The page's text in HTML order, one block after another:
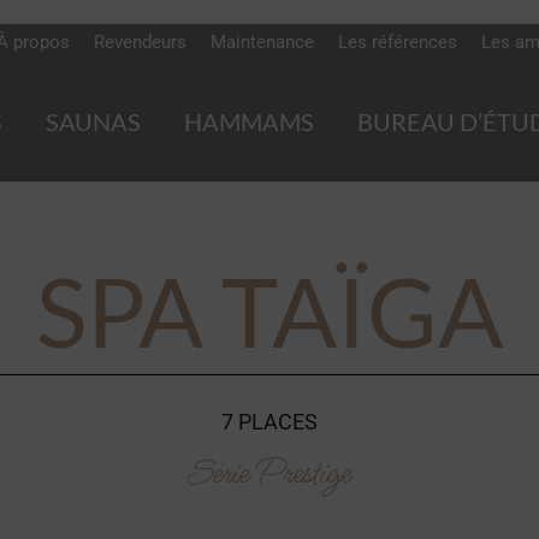
propos Revendeurs Maintenance Les références Les
SAUNAS HAMMAMS BUREAU
SPA TAÏGA
7 PLACES
Série Prestige